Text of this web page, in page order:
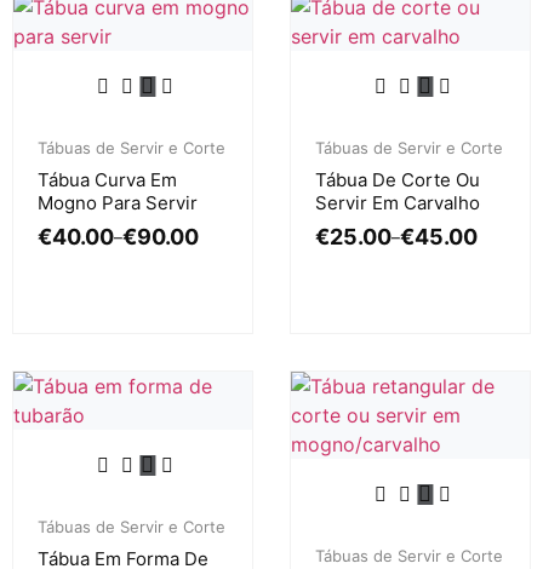
Tábuas de Servir e Corte
Tábua Curva Em
Mogno Para Servir
€40.00–€90.00
Tábuas de Servir e Corte
Tábua De Corte Ou
Servir Em Carvalho
€25.00–€45.00
Tábuas de Servir e Corte
Tábua Em Forma De
Tábuas de Servir e Corte